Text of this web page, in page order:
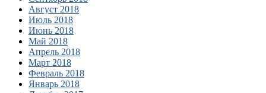
Август 2018
Июль 2018
Июнь 2018
Май 2018
Апрель 2018
Март 2018
Февраль 2018
Январь 2018